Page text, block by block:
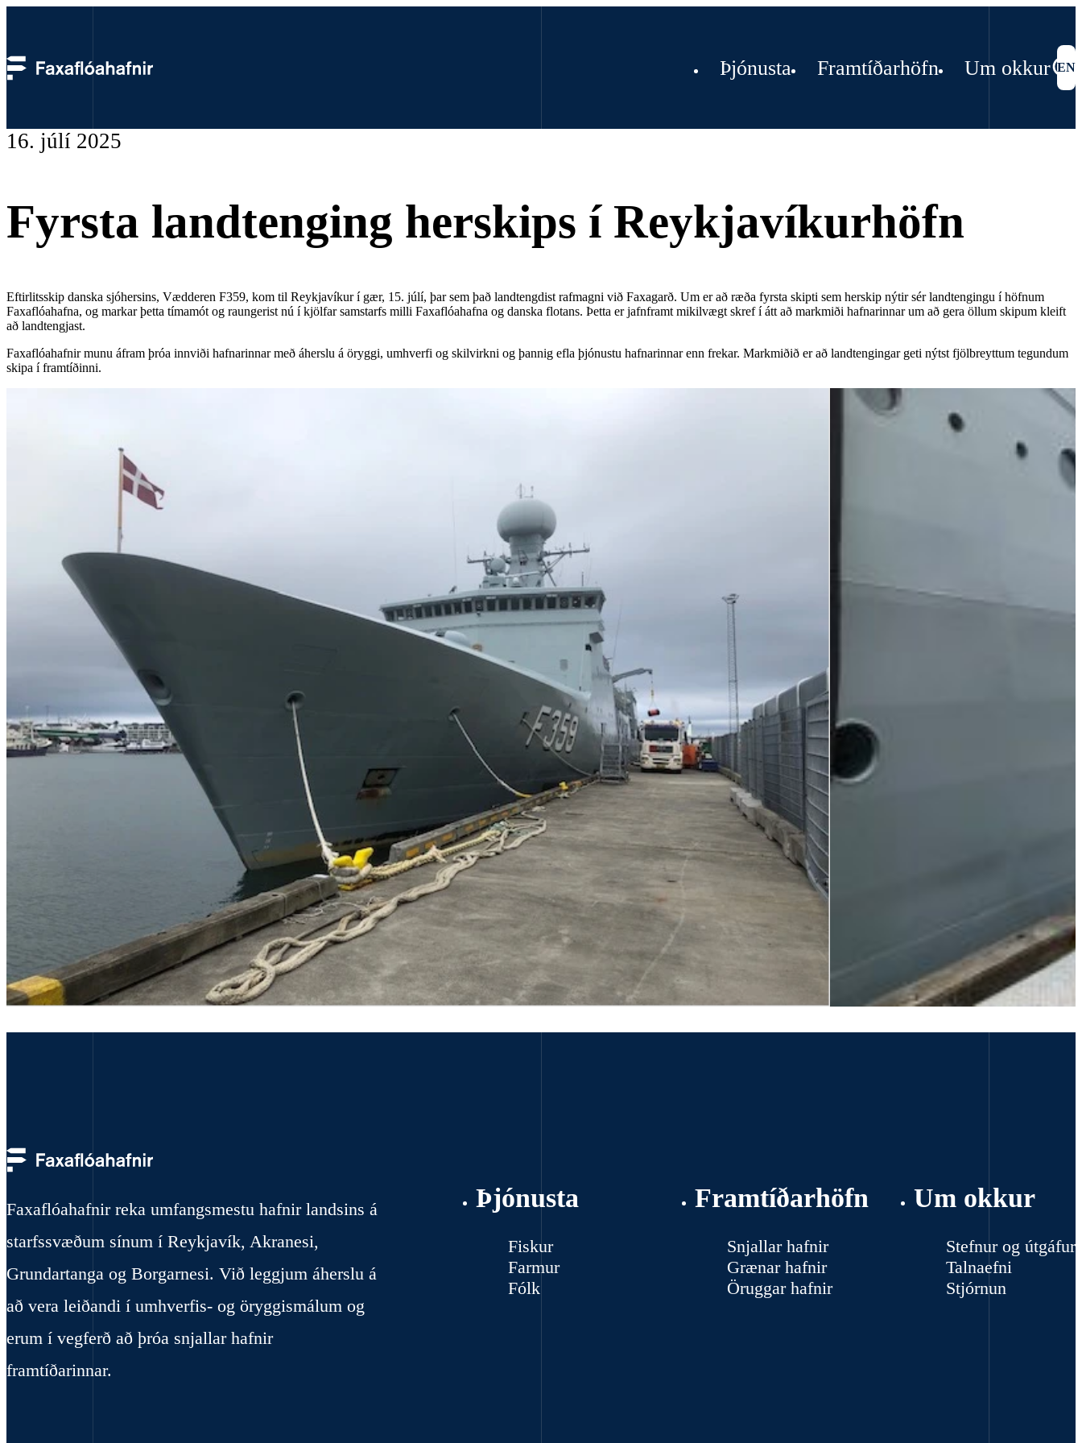
Þjónusta Framtíðarhöfn Um okkur EN
16. júlí 2025
Fyrsta landtenging herskips í Reykjavíkurhöfn
Eftirlitsskip danska sjóhersins, Vædderen F359, kom til Reykjavíkur í gær, 15. júlí, þar sem það landtengdist rafmagni við Faxagarð. Um er að ræða fyrsta skipti sem herskip nýtir sér landtengingu í höfnum
Faxaflóahafna, og markar þetta tímamót og raungerist nú í kjölfar samstarfs milli Faxaflóahafna og danska flotans. Þetta er jafnframt mikilvægt skref í átt að markmiði hafnarinnar um að gera öllum skipum kleift
að landtengjast.
Faxaflóahafnir munu áfram þróa innviði hafnarinnar með áherslu á öryggi, umhverfi og skilvirkni og þannig efla þjónustu hafnarinnar enn frekar. Markmiðið er að landtengingar geti nýtst fjölbreyttum tegundum
skipa í framtíðinni.
Faxaflóahafnir reka umfangsmestu hafnir landsins á
starfssvæðum sínum í Reykjavík, Akranesi,
Grundartanga og Borgarnesi. Við leggjum áherslu á
að vera leiðandi í umhverfis- og öryggismálum og
erum í vegferð að þróa snjallar hafnir
framtíðarinnar.
Þjónusta
Fiskur
Farmur
Fólk
Framtíðarhöfn
Snjallar hafnir
Grænar hafnir
Öruggar hafnir
Um okkur
Stefnur og útgáfur
Talnaefni
Stjórnun